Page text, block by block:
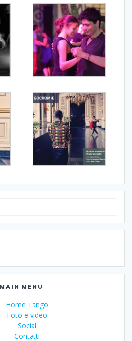
MAIN MENU
Home Tango
Foto e video
Social
Contatti